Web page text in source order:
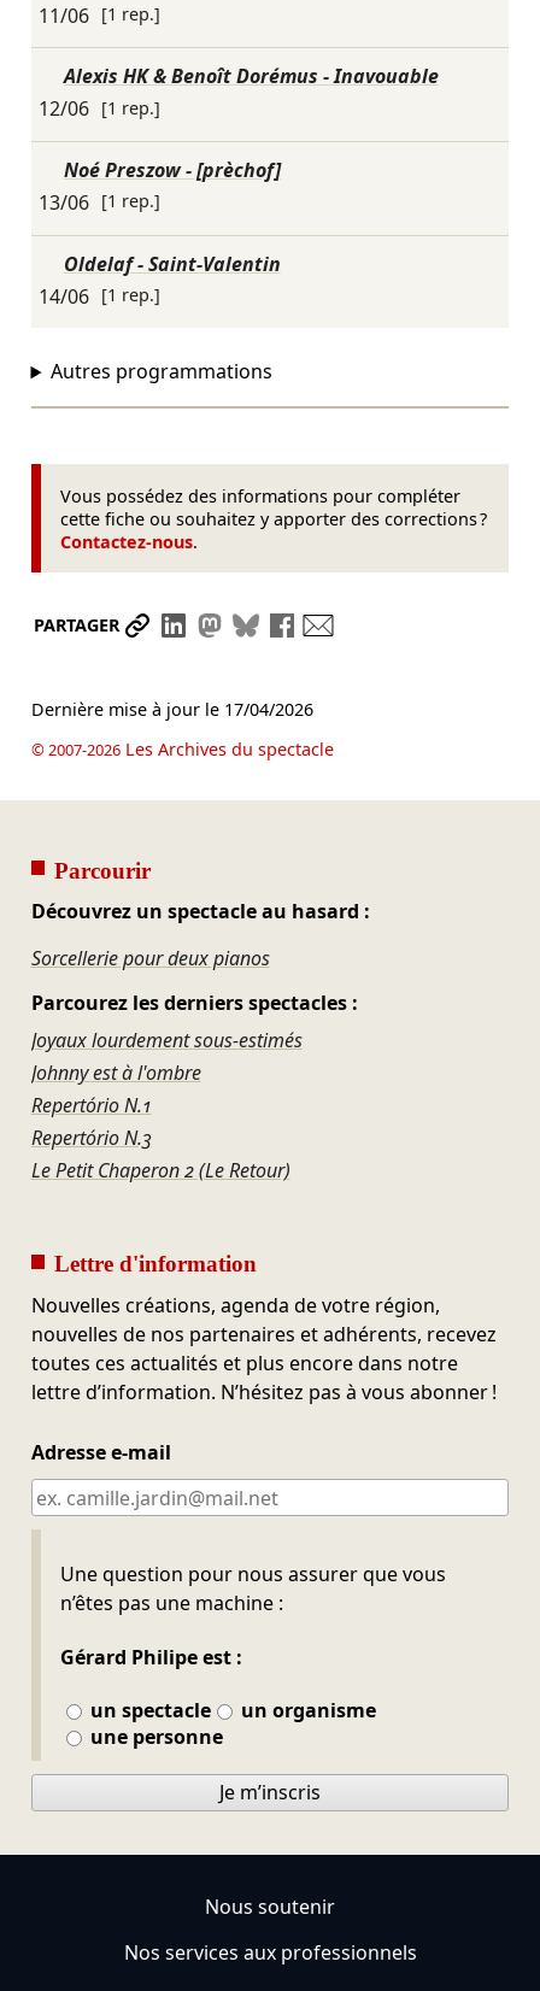
11/06 [1 rep.]
Alexis HK & Benoît Dorémus - Inavouable
12/06 [1 rep.]
Noé Preszow - [prèchof]
13/06 [1 rep.]
Oldelaf - Saint-Valentin
14/06 [1 rep.]
Autres programmations
Vous possédez des informations pour compléter
cette fiche ou souhaitez y apporter des corrections ?
Contactez-nous.
PARTAGER Partager le lien
Partager sur LinkedIn
Partager sur Mastodon
Partager sur Bluesky
Partager sur Facebook
Dernière mise à jour le 17/04/2026
© 2007-2026Les Archives du spectacle
Parcourir
Découvrez un spectacle au hasard :
Sorcellerie pour deux pianos
Parcourez les derniers spectacles :
Joyaux lourdement sous-estimés
Johnny est à l'ombre
Repertório N.1
Repertório N.3
Le Petit Chaperon 2 (Le Retour)
Lettre d'information
Nouvelles créations, agenda de votre région,
nouvelles de nos partenaires et adhérents, recevez
toutes ces actualités et plus encore dans notre
lettre d’information. N’hésitez pas à vous abonner !
Adresse e-mail
Une question pour nous assurer que vous
n’êtes pas une machine :
Gérard Philipe est :
un spectacle
un organisme
une personne
Ne pas remplir
Je m’inscris
Nous soutenir
Nos services aux professionnels